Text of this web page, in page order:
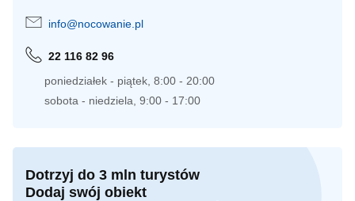
info@nocowanie.pl
22 116 82 96
poniedziałek - piątek, 8:00 - 20:00
sobota - niedziela, 9:00 - 17:00
Dotrzyj do 3 mln turystów
Dodaj swój obiekt